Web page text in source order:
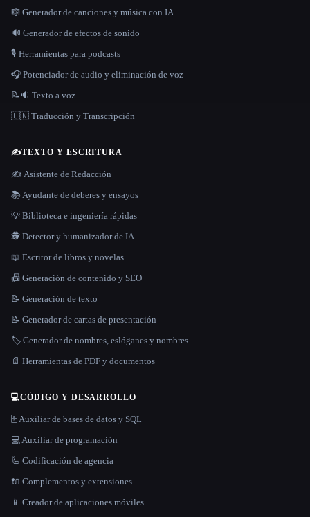
🎼 Generador de canciones y música con IA
🔊 Generador de efectos de sonido
🎙️ Herramientas para podcasts
🎧 Potenciador de audio y eliminación de voz
📝🔉 Texto a voz
🇺🇳 Traducción y Transcripción
✍️TEXTO Y ESCRITURA
✍️ Asistente de Redacción
📚 Ayudante de deberes y ensayos
💡 Biblioteca e ingeniería rápidas
🕵️ Detector y humanizador de IA
📖 Escritor de libros y novelas
📠 Generación de contenido y SEO
📝 Generación de texto
📝 Generador de cartas de presentación
🏷️ Generador de nombres, eslóganes y nombres
📄 Herramientas de PDF y documentos
💻CÓDIGO Y DESARROLLO
🗄️ Auxiliar de bases de datos y SQL
💻 Auxiliar de programación
🦾 Codificación de agencia
🔌 Complementos y extensiones
📱 Creador de aplicaciones móviles